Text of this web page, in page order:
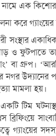
এক
করে
সংস্থার
ও ফুটপাতে
বা গ্রুপ।
নগর
মামলা হয়।
টিম
ব্রিফিংয়ে
গ্যাংয়ের